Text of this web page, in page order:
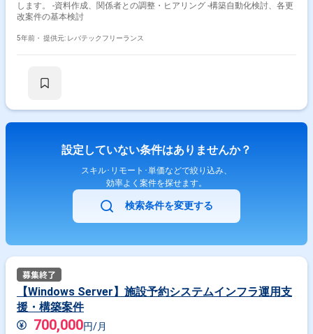
します。 -資料作成、関係者との調整・ヒアリング -構築自動化検討、各更
改案件の基本検討
5年前・ 提供元: レバテックフリーランス
設定していない条件はありませんか？
スキル･リモート･単価などで絞り込み、
効率よく案件を探せます。
検索条件を変更する
【Windows Server】施設予約システムインフラ運用支
援・構築案件
700,000円/月